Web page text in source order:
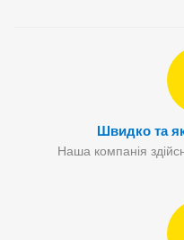
Швидко та
Наша компанія